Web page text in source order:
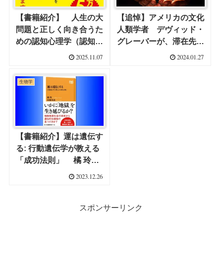
【書籍紹介】 人生の大
問題と正しく向き合うた
めの認知心理学（認知科
学） 今井 むつみ2025.11.07
【追悼】アメリカの文化
人類学者 デヴィッド・
グレーバーが、滞在先の
イタリア・ヴェネツィア
2024.01.27
生物学
【書籍紹介】運は遺伝す
る: 行動遺伝学が教える
「成功法則」 橘 玲、
2023.12.26
スポンサーリンク